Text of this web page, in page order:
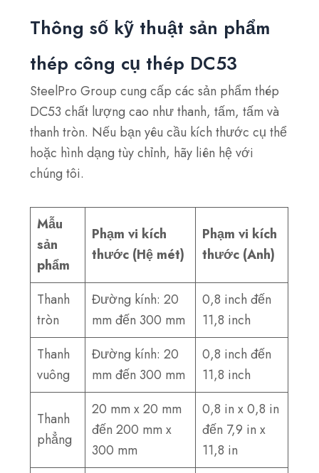
Thông số kỹ thuật sản phẩm
thép công cụ thép DC53
SteelPro Group cung cấp các sản phẩm thép
DC53 chất lượng cao như thanh, tấm, tấm và
thanh tròn. Nếu bạn yêu cầu kích thước cụ thể
hoặc hình dạng tùy chỉnh, hãy liên hệ với
chúng tôi.
Mẫu
sản
phẩm
Phạm vi kích
thước (Hệ mét)
Phạm vi kích
thước (Anh)
Thanh
tròn
Đường kính: 20
mm đến 300 mm
0,8 inch đến
11,8 inch
Thanh
vuông
Đường kính: 20
mm đến 300 mm
0,8 inch đến
11,8 inch
Thanh
phẳng
20 mm x 20 mm
đến 200 mm x
300 mm
0,8 in x 0,8 in
đến 7,9 in x
11,8 in